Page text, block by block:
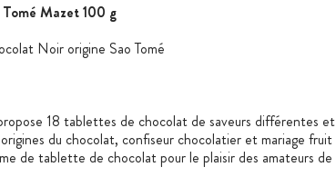
Mazet 100 g
Noir origine Sao Tomé
18 tablettes de chocolat de saveurs différentes et
du chocolat, confiseur chocolatier et mariage fruit
de tablette de chocolat pour le plaisir des amateurs de